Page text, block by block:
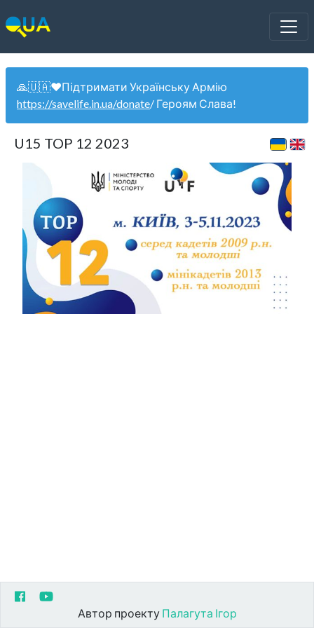
🙏🇺🇦❤️Підтримати Українську Армію
https://savelife.in.ua/donate/ Героям Слава!
U15 TOP 12 2023
Автор проекту Палагута Ігор